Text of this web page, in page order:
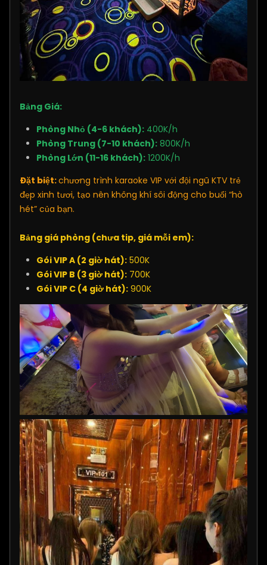
Bảng Giá:
Phòng Nhỏ (4-6 khách): 400K/h
Phòng Trung (7-10 khách): 800K/h
Phòng Lớn (11-16 khách): 1200K/h
Đặt biệt:chương trình karaoke VIP với đội ngũ KTV trẻ
đẹp xinh tươi, tạo nên không khí sôi động cho buổi “hò
hét” của bạn.
Bảng giá phòng (chưa tip, giá mỗi em):
Gói VIP A (2 giờ hát): 500K
Gói VIP B (3 giờ hát): 700K
Gói VIP C (4 giờ hát): 900K